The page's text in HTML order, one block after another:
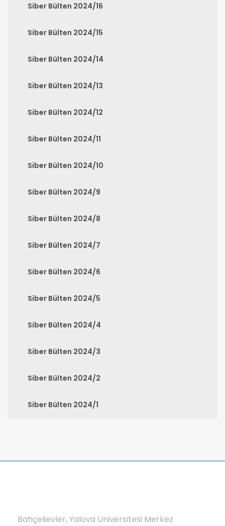
Siber Bülten 2024/16
Siber Bülten 2024/15
Siber Bülten 2024/14
Siber Bülten 2024/13
Siber Bülten 2024/12
Siber Bülten 2024/11
Siber Bülten 2024/10
Siber Bülten 2024/9
Siber Bülten 2024/8
Siber Bülten 2024/7
Siber Bülten 2024/6
Siber Bülten 2024/5
Siber Bülten 2024/4
Siber Bülten 2024/3
Siber Bülten 2024/2
Siber Bülten 2024/1
Bahçelievler, Yalova Üniversitesi Merkez